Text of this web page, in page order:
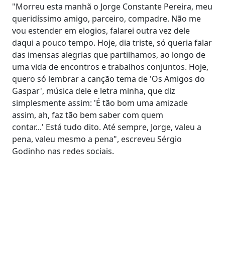
"Morreu esta manhã o Jorge Constante Pereira, meu
queridíssimo amigo, parceiro, compadre. Não me
vou estender em elogios, falarei outra vez dele
daqui a pouco tempo. Hoje, dia triste, só queria falar
das imensas alegrias que partilhamos, ao longo de
uma vida de encontros e trabalhos conjuntos. Hoje,
quero só lembrar a canção tema de 'Os Amigos do
Gaspar', música dele e letra minha, que diz
simplesmente assim: 'É tão bom uma amizade
assim, ah, faz tão bem saber com quem
contar...' Está tudo dito. Até sempre, Jorge, valeu a
pena, valeu mesmo a pena", escreveu Sérgio
Godinho nas redes sociais.